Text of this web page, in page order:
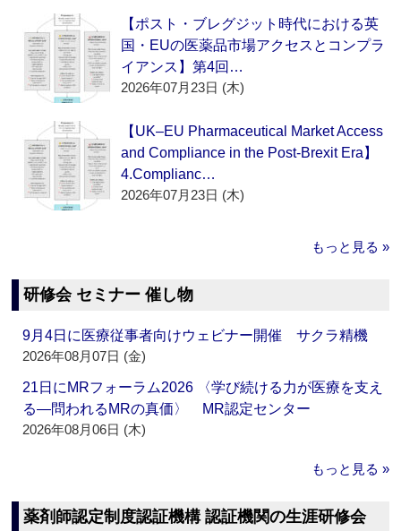
【ポスト・ブレグジット時代における英
国・EUの医薬品市場アクセスとコンプラ
イアンス】第4回…
2026年07月23日 (木)
【UK–EU Pharmaceutical Market Access
and Compliance in the Post-Brexit Era】
4.Complianc…
2026年07月23日 (木)
もっと見る »
研修会 セミナー 催し物
9月4日に医療従事者向けウェビナー開催 サクラ精機
2026年08月07日 (金)
21日にMRフォーラム2026 〈学び続ける力が医療を支え
る―問われるMRの真価〉 MR認定センター
2026年08月06日 (木)
もっと見る »
薬剤師認定制度認証機構 認証機関の生涯研修会